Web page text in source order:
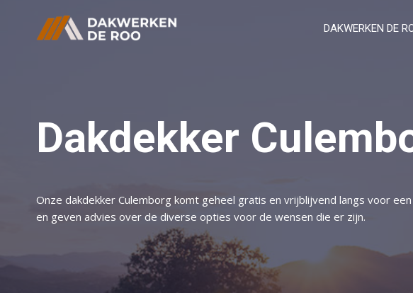
DAKWERKEN DE
Dakdekker
Onze dakdekker Culemborg komt geheel gratis en vrijblijvend langs voor
en geven advies over de diverse opties voor de wensen die er zijn.